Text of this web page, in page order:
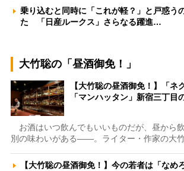
乗り込むと同時に「これが軽？」と戸惑う
た 「日産ルークス」さらなる躍進…
大竹聡の「昼酒御免！」
【大竹聡の昼酒御免！】「ネ
「マンハッタン」新宿三丁
お酒はいつ飲んでもいいものだが、昼から
別の味わいがある――。ライター・作家の大
【大竹聡の昼酒御免！】今の若者は「なめ